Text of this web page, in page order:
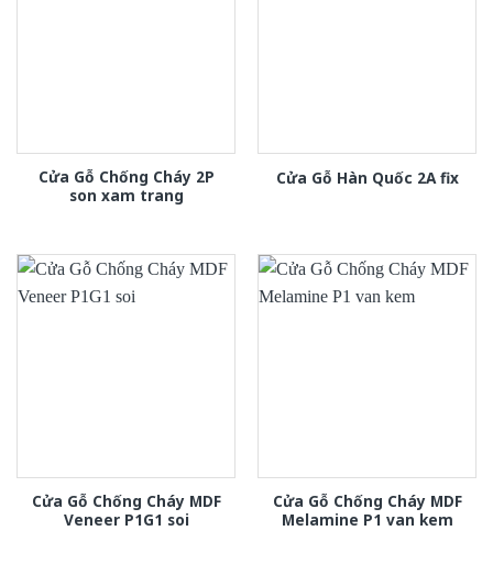
Cửa Gỗ Chống Cháy 2P
son xam trang
Cửa Gỗ Hàn Quốc 2A fix
Cửa Gỗ Chống Cháy MDF
Veneer P1G1 soi
Cửa Gỗ Chống Cháy MDF
Melamine P1 van kem